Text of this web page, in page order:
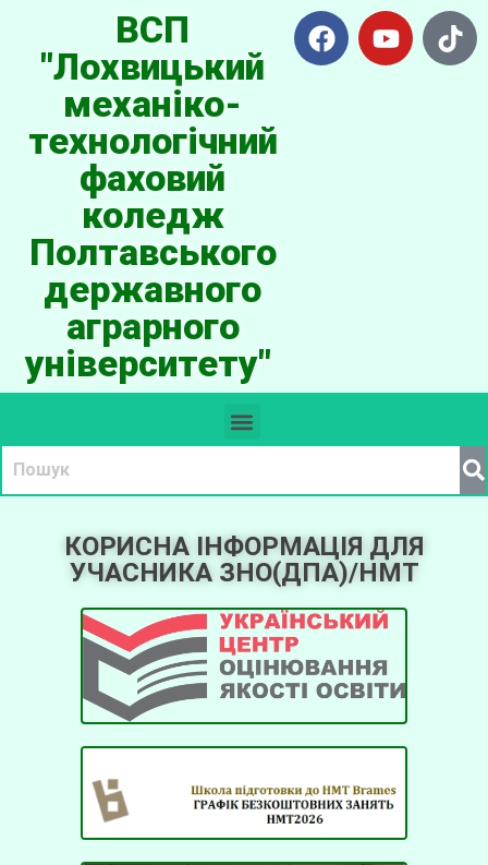
ВСП
"Лохвицький
механіко-
технологічний
фаховий
коледж
Полтавського
державного
аграрного
університету"
КОРИСНА ІНФОРМАЦІЯ ДЛЯ
УЧАСНИКА ЗНО(ДПА)/НМТ